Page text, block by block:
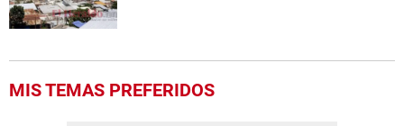
MIS TEMAS PREFERIDOS